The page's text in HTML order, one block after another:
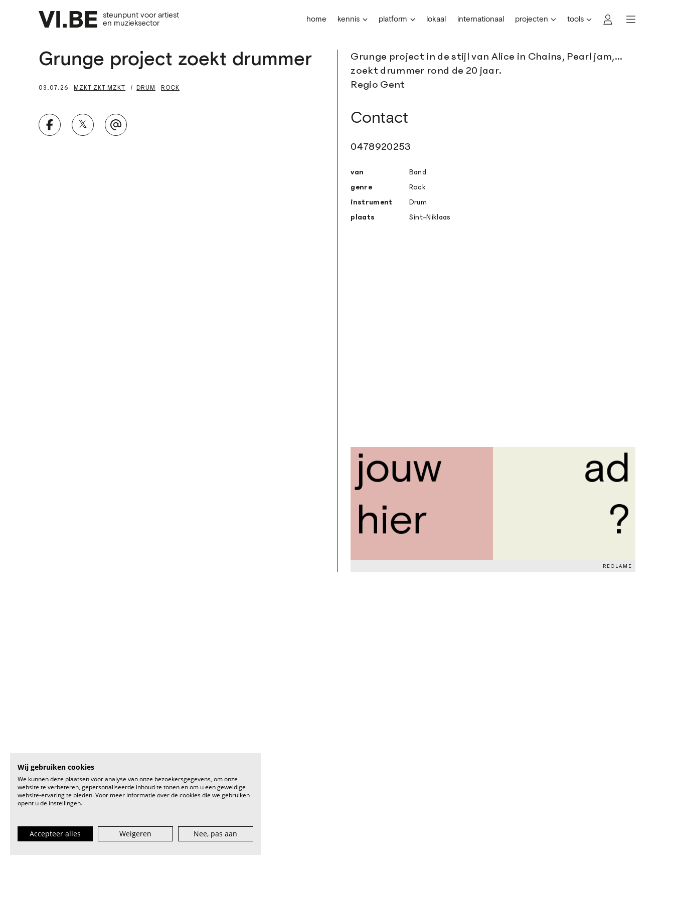
steunpunt voor artiest
en muzieksector
platform
home kennis lokaal internationaal projecten tools
Grunge project zoekt drummer
03.07.26 MZKT ZKT MZKT DRUM ROCK
𝕏
Grunge project in de stijl van Alice in Chains, Pearl jam,...
zoekt drummer rond de 20 jaar.
Regio Gent
Contact
0478920253
van
Band
genre
Rock
instrument
Drum
plaats
Sint-Niklaas
RECLAME
Wij gebruiken cookies
We kunnen deze plaatsen voor analyse van onze bezoekersgegevens, om onze
website te verbeteren, gepersonaliseerde inhoud te tonen en om u een geweldige
website-ervaring te bieden. Voor meer informatie over de cookies die we gebruiken
opent u de instellingen.
Accepteer alles Weigeren Nee, pas aan